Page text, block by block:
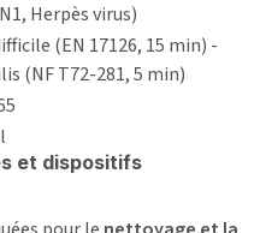
Herpès virus)
(EN 17126, 15 min) -
(NF T72-281, 5 min)
et dispositifs